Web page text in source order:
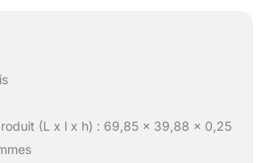
(L x l x h) : 69,85 x 39,88 x 0,25